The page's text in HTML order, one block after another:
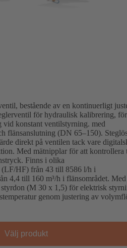
bestående av en kontinuerligt
för hydraulisk kalibrering,
konstant ventilstyrning. med
flänsanslutning (DN 65–150).
direkt på ventilen tack vare
Med mätnipplar för att kontrollera
Finns i olika
(LF/HF) från 43 till 8586 l/h i
4,4 till 160 m³/h i flänsområdet.
(M 30 x 1,5) för elektrisk
genom justering av
Välj produkt